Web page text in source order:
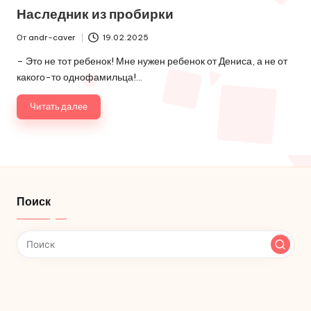
Наследник из пробирки
От andr-caver 19.02.2025
– Это не тот ребенок! Мне нужен ребенок от Дениса, а не от
какого-то однофамильца!…
Читать далее
Поиск